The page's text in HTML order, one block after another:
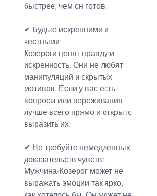
быстрее, чем он готов.
✔ Будьте искренними и
честными:
Козероги ценят правду и
искренность. Они не любят
манипуляций и скрытых
мотивов. Если у вас есть
вопросы или переживания,
лучше всего прямо и открыто
выразить их.
✔ Не требуйте немедленных
доказательств чувств:
Мужчина-Козерог может не
выражать эмоции так ярко,